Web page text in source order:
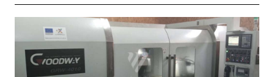
Année de production:
2018
Système de contrôle
Système de contrôle Mitsubishi
M 70
Max. diamètre a meulager
400 mm
Longueur maxi de meulage
1000 mm